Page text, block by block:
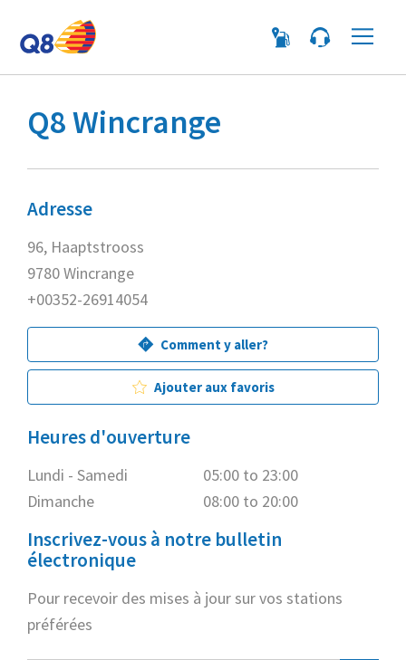
Q8 Wincrange
Adresse
96, Haaptstrooss
9780 Wincrange
+00352-26914054
Comment y aller?
Ajouter aux favoris
Heures d'ouverture
Lundi - Samedi
05:00 to 23:00
Dimanche
08:00 to 20:00
Inscrivez-vous à notre bulletin
électronique
Pour recevoir des mises à jour sur vos stations
préférées